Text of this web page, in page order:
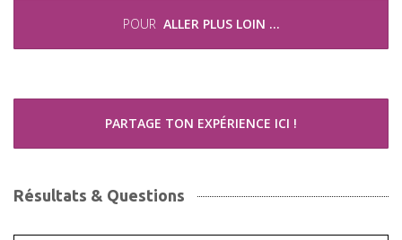
POUR ALLER PLUS LOIN …
PARTAGE TON EXPÉRIENCE ICI !
Résultats & Questions